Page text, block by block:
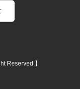
Reserved.】